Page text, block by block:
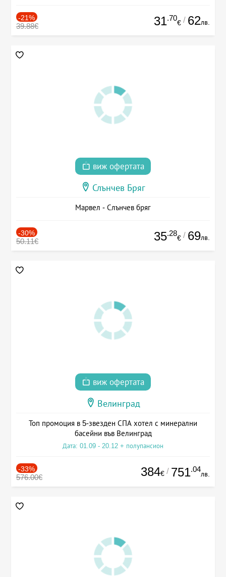
-21%
39.88€ 31.70
€ / 62лв.
виж офертата
Слънчев Бряг
Марвел - Слънчев бряг
-30%
50.11€ 35.28
€ / 69лв.
виж офертата
Велинград
Топ промоция в 5-звезден СПА хотел с минерални
басейни във Велинград
Дата: 01.09 - 20.12 + полупансион
-33%
576.00€ 384€ / 751.04
лв.